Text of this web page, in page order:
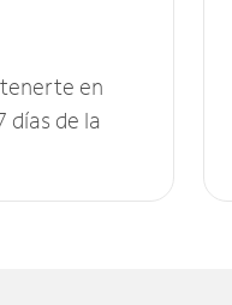
en
días de la